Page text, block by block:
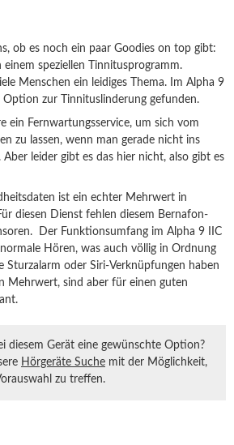
ob es noch ein paar Goodies on top gibt:
speziellen Tinnitusprogramm.
Menschen ein leidiges Thema. Im Alpha 9
Option zur Tinnituslinderung gefunden.
ein Fernwartungsservice, um sich vom
zu lassen, wenn man gerade nicht ins
leider gibt es das hier nicht, also gibt es
ist ein echter Mehrwert in
diesen Dienst fehlen diesem Bernafon-
Der Funktionsumfang im Alpha 9 IIC
Hören, was auch völlig in Ordnung
Sturzalarm oder Siri-Verknüpfungen haben
Mehrwert, sind aber für einen guten
diesem Gerät eine gewünschte Option?
Hörgeräte Suche mit der Möglichkeit,
zu treffen.